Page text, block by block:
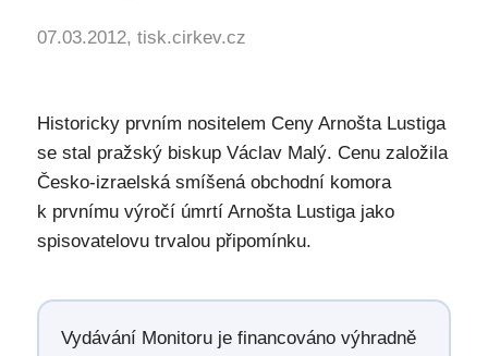
07.03.2012, tisk.cirkev.cz
Historicky prvním nositelem Ceny Arnošta Lustiga
se stal pražský biskup Václav Malý. Cenu založila
Česko-izraelská smíšená obchodní komora
k prvnímu výročí úmrtí Arnošta Lustiga jako
spisovatelovu trvalou připomínku.
Vydávání Monitoru je financováno výhradně